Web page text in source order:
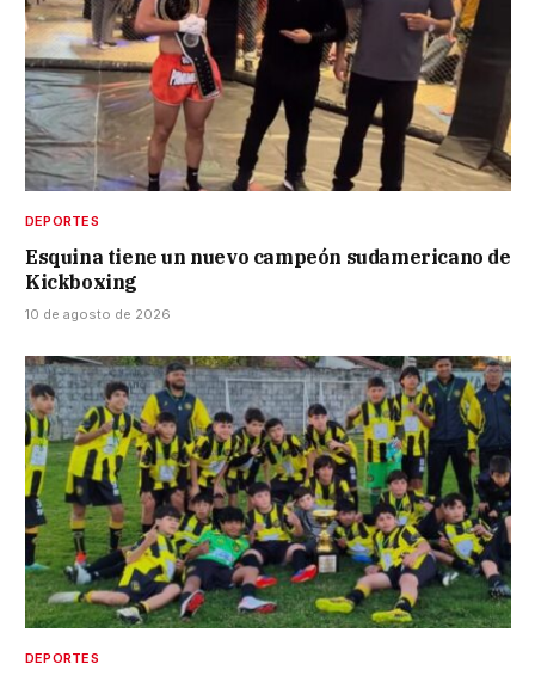
DEPORTES
Esquina tiene un nuevo campeón sudamericano de
Kickboxing
10 de agosto de 2026
DEPORTES